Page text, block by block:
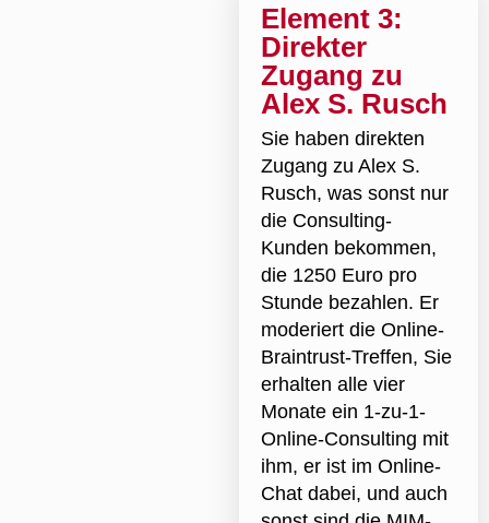
Element 3:
Direkter
Zugang zu
Alex S. Rusch
Sie haben direkten
Zugang zu Alex S.
Rusch, was sonst nur
die Consulting-
Kunden bekommen,
die 1250 Euro pro
Stunde bezahlen. Er
moderiert die Online-
Braintrust-Treffen, Sie
erhalten alle vier
Monate ein 1-zu-1-
Online-Consulting mit
ihm, er ist im Online-
Chat dabei, und auch